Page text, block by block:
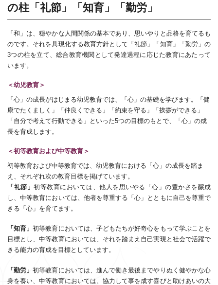
の柱 「礼節」「知育」「勤労」
「和」は、穏やかな人間関係の基本であり、思いやりと品格を育てるも
のです。それを具現化する教育方針として「礼節」「知育」「勤労」の
3つの柱を立て、総合教育機関として発達過程に応じた教育にあたって
います。
＜幼児教育＞
「心」の成長がはじまる幼児教育では、「心」の基礎を学びます。「健
康でたくましく」「仲良くできる」「約束を守る」「挨拶ができる」
「自分で考えて行動できる」といった5つの目標のもとで、「心」の成
長を育成します。
＜初等教育および中等教育＞
初等教育および中等教育では、幼児教育における「心」の成長を踏ま
え、それぞれ次の教育目標を掲げています。
「礼節」 初等教育においては、他人を思いやる「心」の豊かさを醸成
し、中等教育においては、他者を尊重する「心」とともに自己を尊重で
きる「心」を育てます。
「知育」初等教育においては、子どもたちが好奇心をもって学ぶことを
目標とし、中等教育においては、それを踏まえ自己実現と社会で活躍で
きる能力の育成を目標としています。
「勤労」初等教育においては、進んで働き最後までやりぬく健やかな心
身を養い、中等教育においては、協力して事を成す喜びと助けあいの大